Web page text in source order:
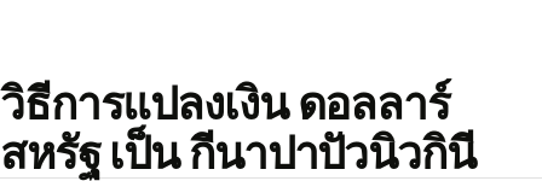
วิธีการแปลงเงิน ดอลลาร์
สหรัฐ เป็น กีนาปาปัวนิวกินี